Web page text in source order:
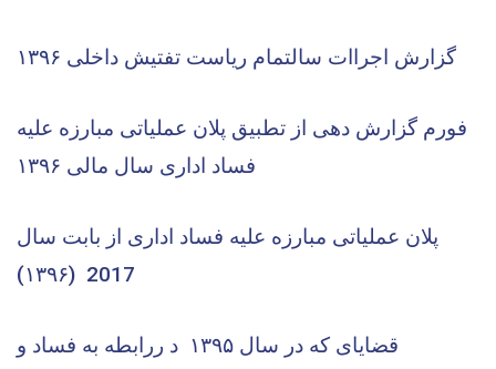
گزارش اجراات سالتمام ریاست تفتیش داخلی ۱۳۹۶
فورم گزارش دهی از تطبیق پلان عملیاتی مبارزه علیه
فساد اداری سال مالی ۱۳۹۶
پلان عملیاتی مبارزه علیه فساد اداری از بابت سال
2017 (۱۳۹۶)
قضایای که در سال ۱۳۹۵ د ررابطه به فساد و